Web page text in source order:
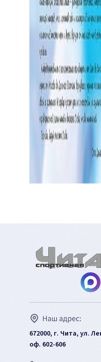
672000, г. Чита, ул.
оф. 602-606